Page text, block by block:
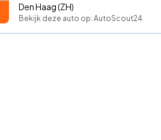
Den Haag (ZH)
Bekijk deze auto op: AutoScout24